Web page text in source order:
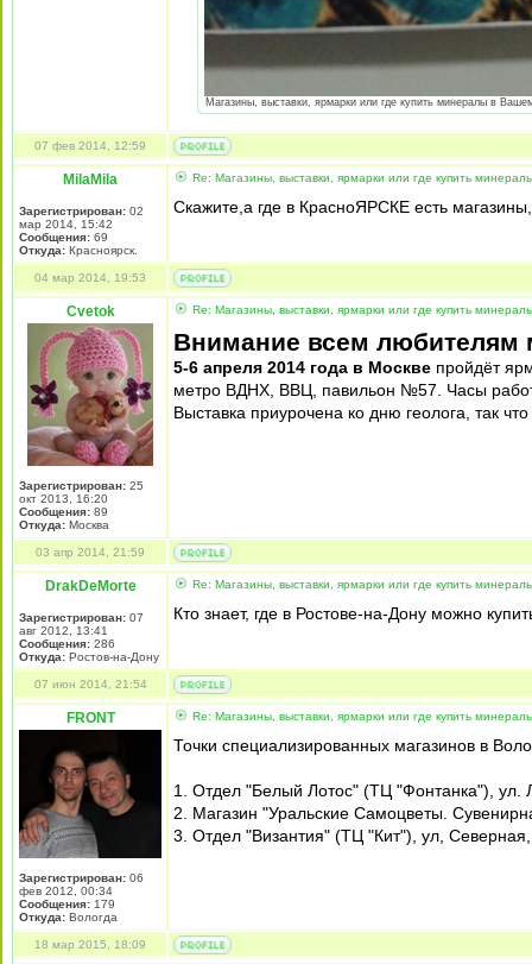
Магазины, выставки, ярмарки или где купить минералы в
07 фев 2014, 12:59
MilaMila
Зарегистрирован: 02
мар 2014, 15:42
Сообщения: 69
Откуда: Красноярск.
Re: Магазины, выставки, ярмарки или где купить
Скажите,а где в КрасноЯРСКЕ есть
04 мар 2014, 19:53
Cvetok
Зарегистрирован: 25
окт 2013, 16:20
Сообщения: 89
Откуда: Москва
Re: Магазины, выставки, ярмарки или где купить
Внимание всем любителям
5-6 апреля 2014 года в Москве пройдёт
метро ВДНХ, ВВЦ, павильон №57. Часы
Выставка приурочена ко дню геолога, так
03 апр 2014, 21:59
DrakDeMorte
Зарегистрирован: 07
авг 2012, 13:41
Сообщения: 286
Откуда: Ростов-на-Дону
Re: Магазины, выставки, ярмарки или где купить
Кто знает, где в Ростове-на-Дону можно
07 июн 2014, 21:54
FRONT
Зарегистрирован: 06
фев 2012, 00:34
Сообщения: 179
Откуда: Вологда
Re: Магазины, выставки, ярмарки или где купить
Точки специализированных магазинов в
1. Отдел "Белый Лотос" (ТЦ "Фонтанка"), ул.
2. Магазин "Уральские Самоцветы.
3. Отдел "Византия" (ТЦ "Кит"), ул,
18 мар 2015, 18:09